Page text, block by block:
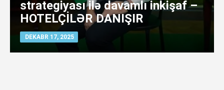
strategiyası ilə davamlı inkişaf –
HOTELÇİLƏR DANIŞIR
DEKABR 17, 2025